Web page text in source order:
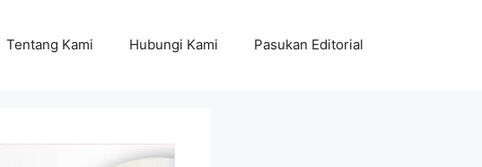
Tentang Kami Hubungi Kami Pasukan Editorial